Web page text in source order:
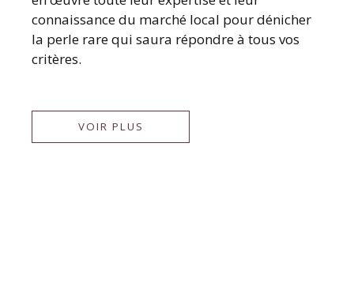
connaissance du marché local pour dénicher
la perle rare qui saura répondre à tous vos
critères.
VOIR PLUS